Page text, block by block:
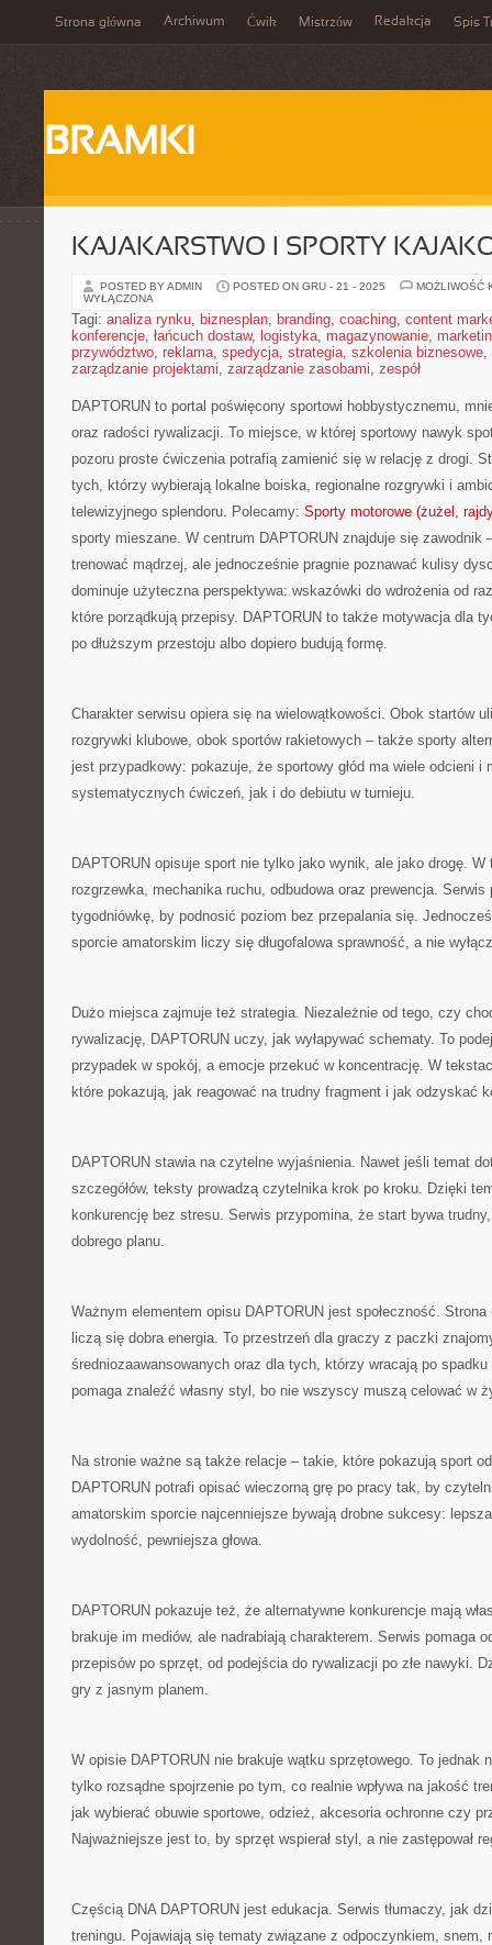
Strona główna Archiwum Ćwik Mistrzów Redakcja Spis
BRAMKI
KAJAKARSTWO I SPORTY
POSTED BY ADMIN POSTED ON GRU - 21 - 2025
MOŻLIWOŚĆ
WYŁĄCZONA
Tagi: analiza rynku, biznesplan, branding, coaching, content
konferencje, łańcuch dostaw, logistyka, magazynowanie,
przywództwo, reklama, spedycja, strategia, szkolenia biznesowe,
zarządzanie projektami, zarządzanie zasobami, zespół
DAPTORUN to portal poświęcony sportowi hobbystycznemu,
oraz radości rywalizacji. To miejsce, w której sportowy nawyk
pozoru proste ćwiczenia potrafią zamienić się w relację z drogi.
tych, którzy wybierają lokalne boiska, regionalne rozgrywki i
telewizyjnego splendoru. Polecamy: Sporty motorowe (żużel,
sporty mieszane. W centrum DAPTORUN znajduje się zawodnik
trenować mądrzej, ale jednocześnie pragnie poznawać kulisy
dominuje użyteczna perspektywa: wskazówki do wdrożenia od
które porządkują przepisy. DAPTORUN to także motywacja dla
po dłuższym przestoju albo dopiero budują formę.
Charakter serwisu opiera się na wielowątkowości. Obok startów
rozgrywki klubowe, obok sportów rakietowych – także sporty
jest przypadkowy: pokazuje, że sportowy głód ma wiele odcieni i
systematycznych ćwiczeń, jak i do debiutu w turnieju.
DAPTORUN opisuje sport nie tylko jako wynik, ale jako drogę.
rozgrzewka, mechanika ruchu, odbudowa oraz prewencja.
tygodniówkę, by podnosić poziom bez przepalania się.
sporcie amatorskim liczy się długofalowa sprawność, a nie
Dużo miejsca zajmuje też strategia. Niezależnie od tego, czy
rywalizację, DAPTORUN uczy, jak wyłapywać schematy. To
przypadek w spokój, a emocje przekuć w koncentrację. W
które pokazują, jak reagować na trudny fragment i jak odzyskać
DAPTORUN stawia na czytelne wyjaśnienia. Nawet jeśli temat
szczegółów, teksty prowadzą czytelnika krok po kroku. Dzięki
konkurencję bez stresu. Serwis przypomina, że start bywa
dobrego planu.
Ważnym elementem opisu DAPTORUN jest społeczność.
liczą się dobra energia. To przestrzeń dla graczy z paczki
średniozaawansowanych oraz dla tych, którzy wracają po
pomaga znaleźć własny styl, bo nie wszyscy muszą celować w
Na stronie ważne są także relacje – takie, które pokazują sport
DAPTORUN potrafi opisać wieczorną grę po pracy tak, by
amatorskim sporcie najcenniejsze bywają drobne sukcesy:
wydolność, pewniejsza głowa.
DAPTORUN pokazuje też, że alternatywne konkurencje mają
brakuje im mediów, ale nadrabiają charakterem. Serwis pomaga
przepisów po sprzęt, od podejścia do rywalizacji po złe nawyki.
gry z jasnym planem.
W opisie DAPTORUN nie brakuje wątku sprzętowego. To jednak
tylko rozsądne spojrzenie po tym, co realnie wpływa na jakość
jak wybierać obuwie sportowe, odzież, akcesoria ochronne czy
Najważniejsze jest to, by sprzęt wspierał styl, a nie zastępował
Częścią DNA DAPTORUN jest edukacja. Serwis tłumaczy, jak
treningu. Pojawiają się tematy związane z odpoczynkiem, snem,